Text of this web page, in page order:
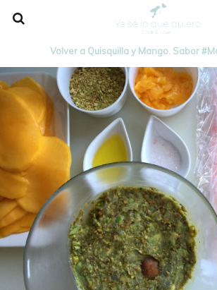
Volver a Quisquilla y Mango. Sabor